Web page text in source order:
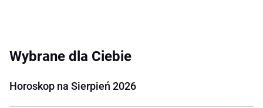
Wybrane dla Ciebie
Horoskop na Sierpień 2026